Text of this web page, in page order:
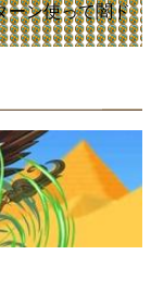
ーン使って闇ド